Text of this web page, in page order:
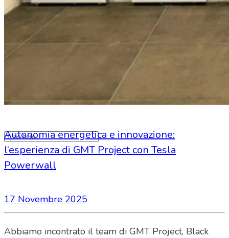
Autonomia energetica e innovazione:
l’esperienza di GMT Project con Tesla
Powerwall
17 Novembre 2025
Abbiamo incontrato il team di GMT Project, Black